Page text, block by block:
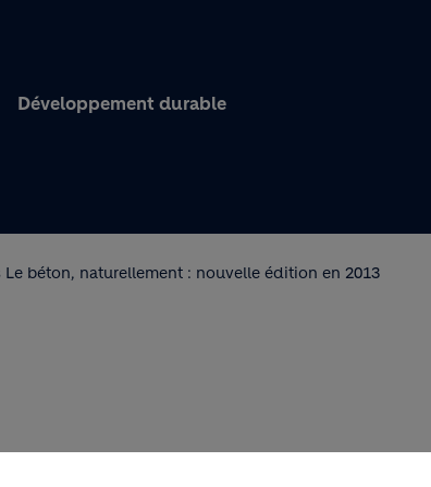
Développement durable
Le béton, naturellement : nouvelle édition en 2013